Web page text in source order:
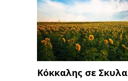
Κόκκαλης σε